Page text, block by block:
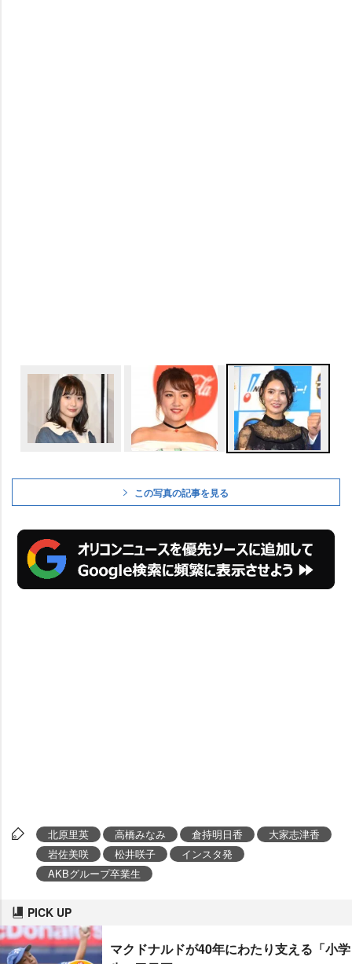
この写真の記事を見る
北原里英 高橋みなみ 倉持明日香
大家志津香
佐美咲
松井咲子
インスタ発
AKBグループ卒業生
PICK UP
マクドナルドが40年にわたり支える「小学